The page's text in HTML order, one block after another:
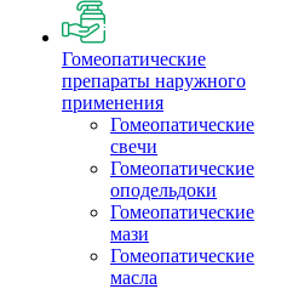
Гомеопатические
препараты наружного
применения
Гомеопатические
свечи
Гомеопатические
оподельдоки
Гомеопатические
мази
Гомеопатические
масла